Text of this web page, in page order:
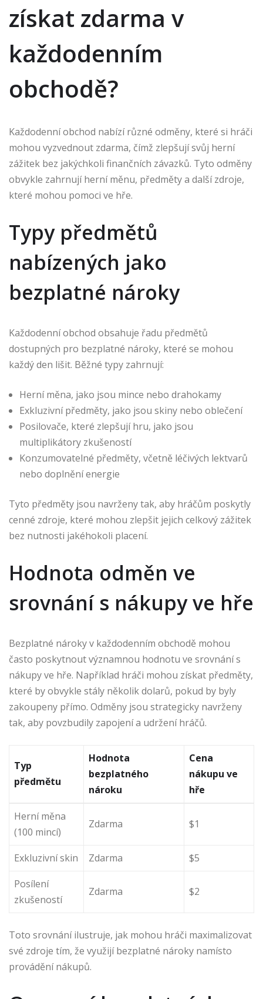
získat zdarma v
každodenním
obchodě?
Každodenní obchod nabízí různé odměny, které si hráči
mohou vyzvednout zdarma, čímž zlepšují svůj herní
zážitek bez jakýchkoli finančních závazků. Tyto odměny
obvykle zahrnují herní měnu, předměty a další zdroje,
které mohou pomoci ve hře.
Typy předmětů
nabízených jako
bezplatné nároky
Každodenní obchod obsahuje řadu předmětů
dostupných pro bezplatné nároky, které se mohou
každý den lišit. Běžné typy zahrnují:
Herní měna, jako jsou mince nebo drahokamy
Exkluzivní předměty, jako jsou skiny nebo oblečení
Posilovače, které zlepšují hru, jako jsou
multiplikátory zkušeností
Konzumovatelné předměty, včetně léčivých lektvarů
nebo doplnění energie
Tyto předměty jsou navrženy tak, aby hráčům poskytly
cenné zdroje, které mohou zlepšit jejich celkový zážitek
bez nutnosti jakéhokoli placení.
Hodnota odměn ve
srovnání s nákupy ve hře
Bezplatné nároky v každodenním obchodě mohou
často poskytnout významnou hodnotu ve srovnání s
nákupy ve hře. Například hráči mohou získat předměty,
které by obvykle stály několik dolarů, pokud by byly
zakoupeny přímo. Odměny jsou strategicky navrženy
tak, aby povzbudily zapojení a udržení hráčů.
Typ
předmětu
Hodnota
bezplatného
nároku
Cena
nákupu ve
hře
Herní měna
(100 mincí)
Zdarma $1
Exkluzivní skin Zdarma
$5
Posílení
zkušeností
Zdarma $2
Toto srovnání ilustruje, jak mohou hráči maximalizovat
své zdroje tím, že využijí bezplatné nároky namísto
provádění nákupů.